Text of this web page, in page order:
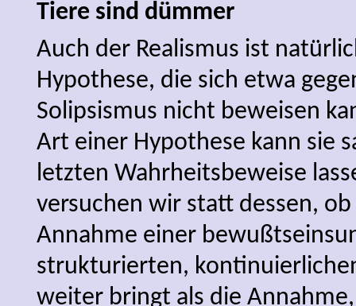
Tiere sind dümmer
Auch der Realismus ist
Hypothese, die sich etwa
Solipsismus nicht beweisen
Art einer Hypothese kann sie
letzten Wahrheitsbeweise
versuchen wir statt dessen,
Annahme einer
strukturierten,
weiter bringt als die